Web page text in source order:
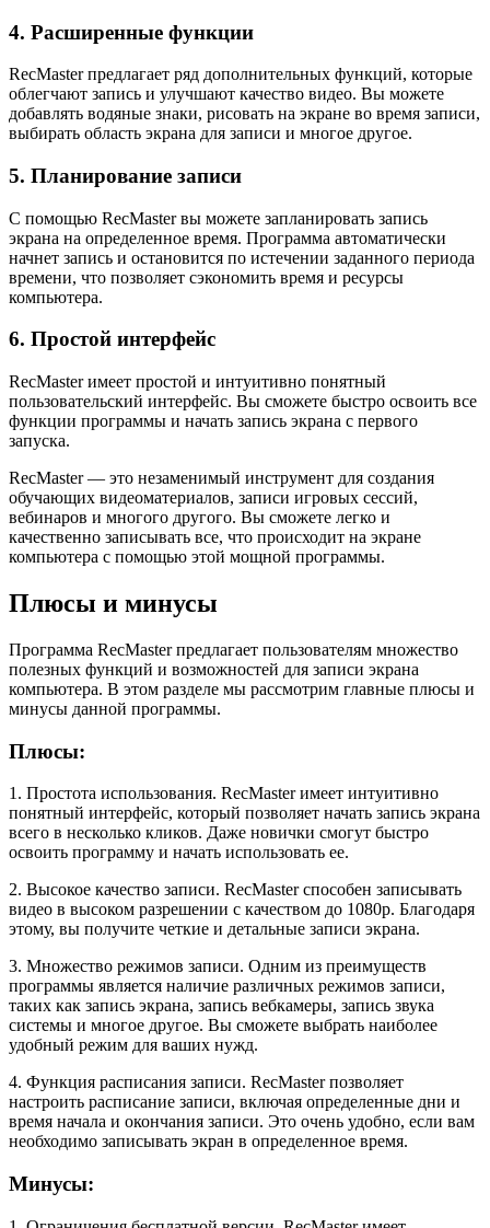
4. Расширенные функции
RecMaster предлагает ряд дополнительных функций, которые
облегчают запись и улучшают качество видео. Вы можете
добавлять водяные знаки, рисовать на экране во время записи,
выбирать область экрана для записи и многое другое.
5. Планирование записи
С помощью RecMaster вы можете запланировать запись
экрана на определенное время. Программа автоматически
начнет запись и остановится по истечении заданного периода
времени, что позволяет сэкономить время и ресурсы
компьютера.
6. Простой интерфейс
RecMaster имеет простой и интуитивно понятный
пользовательский интерфейс. Вы сможете быстро освоить все
функции программы и начать запись экрана с первого
запуска.
RecMaster — это незаменимый инструмент для создания
обучающих видеоматериалов, записи игровых сессий,
вебинаров и многого другого. Вы сможете легко и
качественно записывать все, что происходит на экране
компьютера с помощью этой мощной программы.
Плюсы и минусы
Программа RecMaster предлагает пользователям множество
полезных функций и возможностей для записи экрана
компьютера. В этом разделе мы рассмотрим главные плюсы и
минусы данной программы.
Плюсы:
1. Простота использования. RecMaster имеет интуитивно
понятный интерфейс, который позволяет начать запись экрана
всего в несколько кликов. Даже новички смогут быстро
освоить программу и начать использовать ее.
2. Высокое качество записи. RecMaster способен записывать
видео в высоком разрешении с качеством до 1080p. Благодаря
этому, вы получите четкие и детальные записи экрана.
3. Множество режимов записи. Одним из преимуществ
программы является наличие различных режимов записи,
таких как запись экрана, запись вебкамеры, запись звука
системы и многое другое. Вы сможете выбрать наиболее
удобный режим для ваших нужд.
4. Функция расписания записи. RecMaster позволяет
настроить расписание записи, включая определенные дни и
время начала и окончания записи. Это очень удобно, если вам
необходимо записывать экран в определенное время.
Минусы: